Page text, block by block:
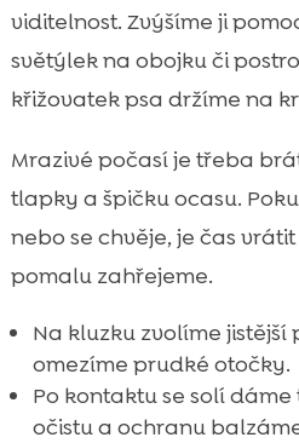
viditelnost. Zvýšíme ji
světýlek na obojku či
křižovatek psa držíme na
Mrazivé počasí je třeba
tlapky a špičku ocasu.
nebo se chvěje, je čas
pomalu zahřejeme.
Na kluzku zvolíme
omezíme prudké otočky.
Po kontaktu se solí
očistu a ochranu